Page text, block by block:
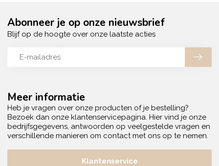
Meer informatie
Heb je vragen over onze producten of je bestelling?
Bezoek dan onze klantenservicepagina. Hier vind je onze
bedrijfsgegevens, antwoorden op veelgestelde vragen en
verschillende manieren om contact met ons op te nemen.
Klantenservice
Abonneer je op onze nieuwsbrief
Blijf op de hoogte over onze laatste acties